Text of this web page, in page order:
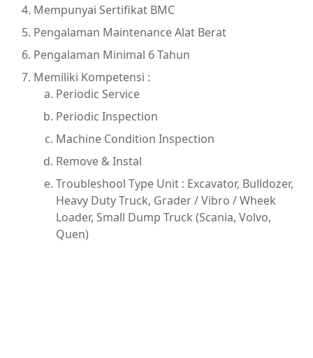
Mempunyai Sertifikat BMC
Pengalaman Maintenance Alat Berat
Pengalaman Minimal 6 Tahun
Memiliki Kompetensi :
Periodic Service
Periodic Inspection
Machine Condition Inspection
Remove & Instal
Troubleshool Type Unit : Excavator, Bulldozer,
Heavy Duty Truck, Grader / Vibro / Wheek
Loader, Small Dump Truck (Scania, Volvo,
Quen)